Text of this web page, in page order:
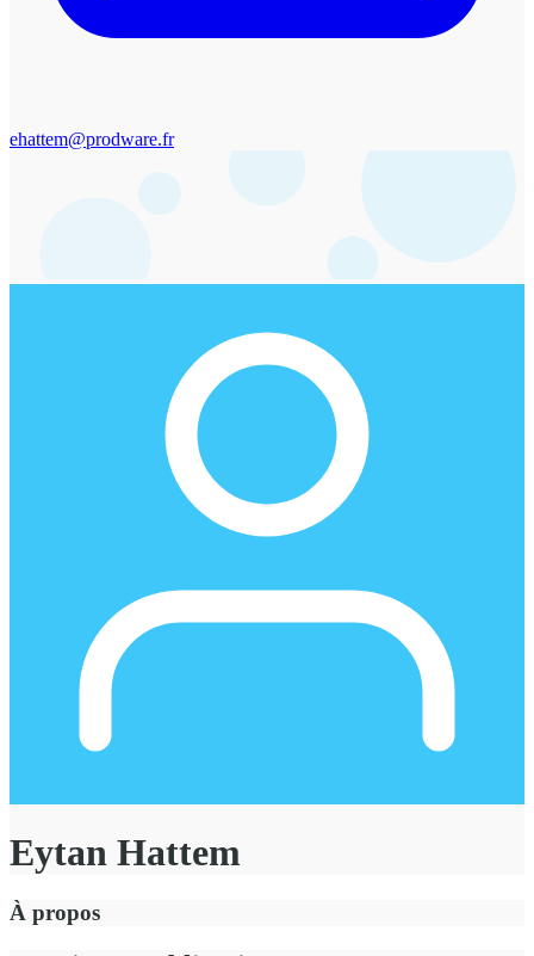
ehattem@prodware.fr
Eytan Hattem
À propos